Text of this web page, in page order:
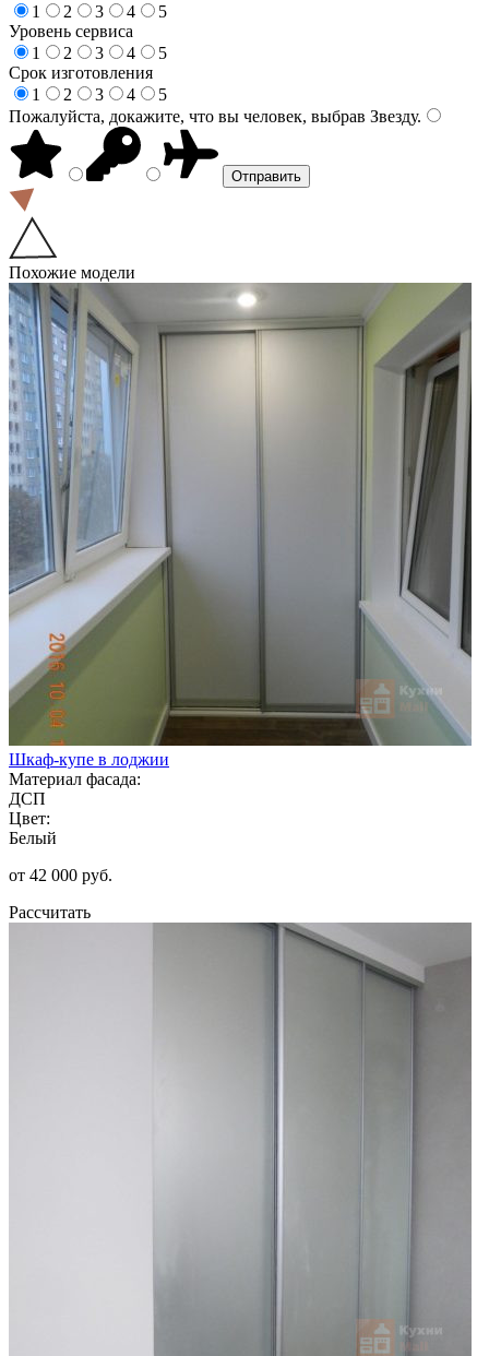
1
2 3 4
5
Уровень сервиса
1
2 3 4
5
Срок изготовления
1
2 3 4
5
Пожалуйста, докажите, что вы человек, выбрав Звезду.
Похожие модели
Шкаф-купе в лоджии
Материал фасада:
ДСП
Цвет:
Белый
от 42 000 руб.
Рассчитать